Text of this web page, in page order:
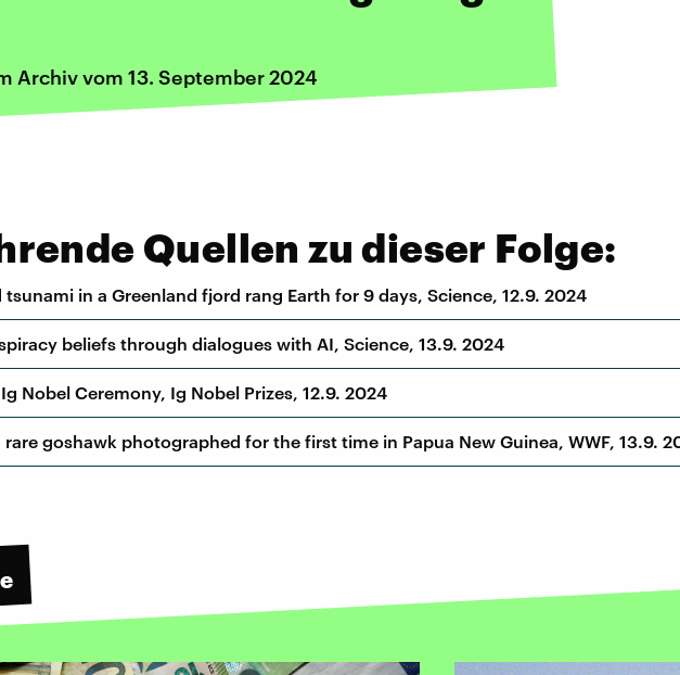
Archiv vom 13. September 2024
Quellen zu dieser Folge:
in a Greenland fjord rang Earth for 9 days, Science, 12.9. 2024
beliefs through dialogues with AI, Science, 13.9. 2024
Nobel Ceremony, Ig Nobel Prizes, 12.9. 2024
goshawk photographed for the first time in Papua New Guinea, WWF, 13.9.